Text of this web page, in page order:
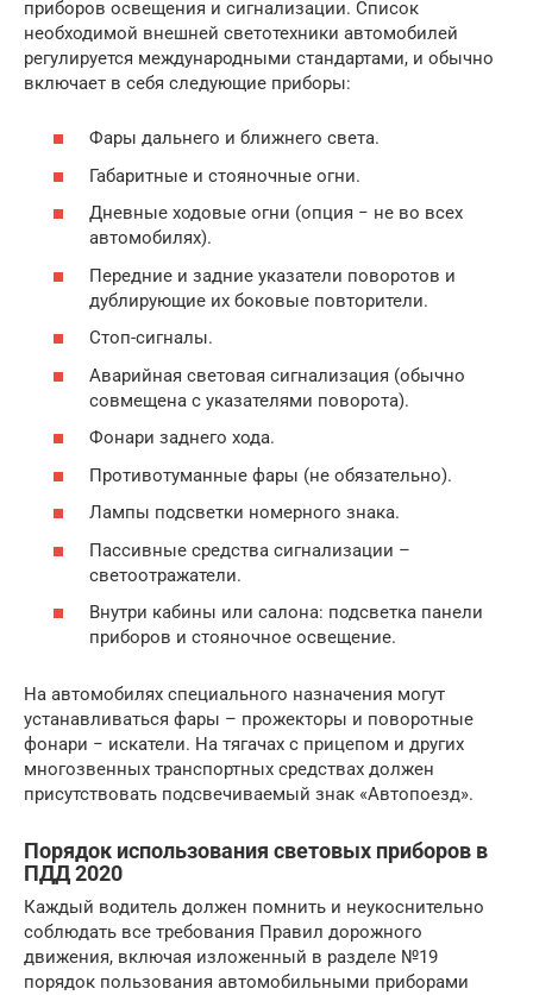
приборов освещения и сигнализации. Список
необходимой внешней светотехники автомобилей
регулируется международными стандартами, и обычно
включает в себя следующие приборы:
Фары дальнего и ближнего света.
Габаритные и стояночные огни.
Дневные ходовые огни (опция − не во всех
автомобилях).
Передние и задние указатели поворотов и
дублирующие их боковые повторители.
Стоп-сигналы.
Аварийная световая сигнализация (обычно
совмещена с указателями поворота).
Фонари заднего хода.
Противотуманные фары (не обязательно).
Лампы подсветки номерного знака.
Пассивные средства сигнализации –
светоотражатели.
Внутри кабины или салона: подсветка панели
приборов и стояночное освещение.
На автомобилях специального назначения могут
устанавливаться фары – прожекторы и поворотные
фонари − искатели. На тягачах с прицепом и других
многозвенных транспортных средствах должен
присутствовать подсвечиваемый знак «Автопоезд».
Порядок использования световых приборов в
ПДД 2020
Каждый водитель должен помнить и неукоснительно
соблюдать все требования Правил дорожного
движения, включая изложенный в разделе №19
порядок пользования автомобильными приборами